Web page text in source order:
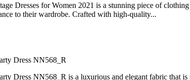
Dresses for Women 2021 is a stunning piece of
to their wardrobe. Crafted with high-quality...
Dress NN568_R
Dress NN568_R is a luxurious and elegant fabric that is